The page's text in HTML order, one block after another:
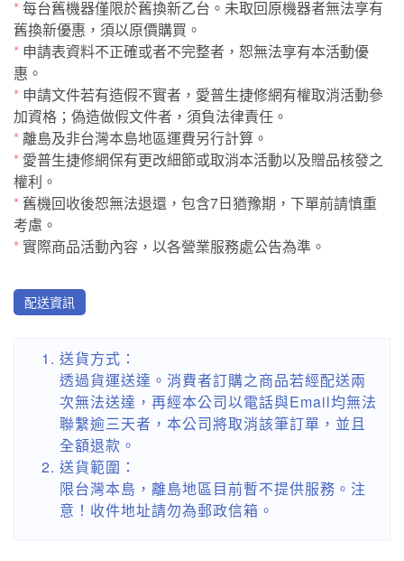
*每台舊機器僅限於舊換新乙台。未取回原機器者無法享有
舊換新優惠，須以原價購買。
* 申請表資料不正確或者不完整者，恕無法享有本活動優
惠。
* 申請文件若有造假不實者，愛普生捷修網有權取消活動參
加資格；偽造做假文件者，須負法律責任。
*離島及非台灣本島地區運費另行計算。
* 愛普生捷修網保有更改細節或取消本活動以及贈品核發之
權利。
* 舊機回收後恕無法退還，包含7日猶豫期，下單前請慎重
考慮。
*實際商品活動內容，以各營業服務處公告為準。
配送資訊
送貨方式：
透過貨運送達。消費者訂購之商品若經配送兩
次無法送達，再經本公司以電話與Email均無法
聯繫逾三天者，本公司將取消該筆訂單，並且
全額退款。
送貨範圍：
限台灣本島，離島地區目前暫不提供服務。注
意！收件地址請勿為郵政信箱。